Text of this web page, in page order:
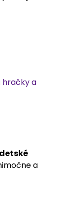
hračky a
detské
a